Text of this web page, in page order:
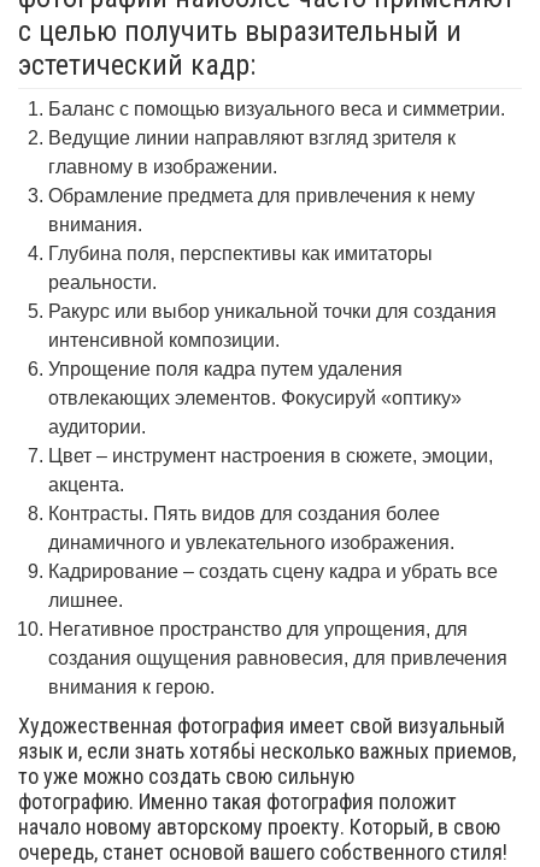
с целью получить выразительный и
эстетический кадр:
Баланс с помощью визуального веса и симметрии.
Ведущие линии направляют взгляд зрителя к
главному в изображении.
Обрамление предмета для привлечения к нему
внимания.
Глубина поля, перспективы как имитаторы
реальности.
Ракурс или выбор уникальной точки для создания
интенсивной композиции.
Упрощение поля кадра путем удаления
отвлекающих элементов. Фокусируй «оптику»
аудитории.
Цвет – инструмент настроения в сюжете, эмоции,
акцента.
Контрасты. Пять видов для создания более
динамичного и увлекательного изображения.
Кадрирование – создать сцену кадра и убрать все
лишнее.
Негативное пространство для упрощения, для
создания ощущения равновесия, для привлечения
внимания к герою.
Художественная фотография имеет свой визуальный
язык и, если знать хотябьі несколько важных приемов,
то уже можно создать свою сильную
фотографию. Именно такая фотография положит
начало новому авторскому проекту. Который, в свою
очередь, станет основой вашего собственного стиля!